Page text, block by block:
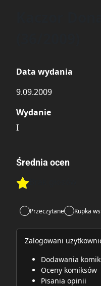
Data wydania
9.09.2009
Wydanie
I
Średnia ocen
Rate this item:
Przeczytane Kupka
Zalogowani
Dodawania
Oceny komiksów
Pisania opinii